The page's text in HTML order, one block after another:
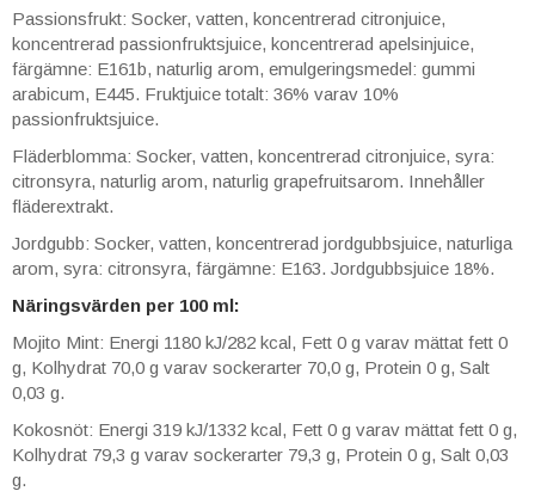
Passionsfrukt: Socker, vatten, koncentrerad citronjuice,
koncentrerad passionfruktsjuice, koncentrerad apelsinjuice,
färgämne: E161b, naturlig arom, emulgeringsmedel: gummi
arabicum, E445. Fruktjuice totalt: 36% varav 10%
passionfruktsjuice.
Fläderblomma: Socker, vatten, koncentrerad citronjuice, syra:
citronsyra, naturlig arom, naturlig grapefruitsarom. Innehåller
fläderextrakt.
Jordgubb: Socker, vatten, koncentrerad jordgubbsjuice, naturliga
arom, syra: citronsyra, färgämne: E163. Jordgubbsjuice 18%.
Näringsvärden per 100 ml:
Mojito Mint: Energi 1180 kJ/282 kcal, Fett 0 g varav mättat fett 0
g, Kolhydrat 70,0 g varav sockerarter 70,0 g, Protein 0 g, Salt
0,03 g.
Kokosnöt: Energi 319 kJ/1332 kcal, Fett 0 g varav mättat fett 0 g,
Kolhydrat 79,3 g varav sockerarter 79,3 g, Protein 0 g, Salt 0,03
g.